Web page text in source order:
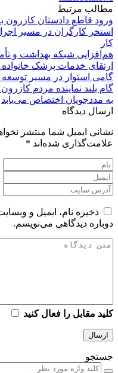
مطالب مرتبط
ورود قاطع دادستان کازرون
استخر کارگران در مسیر
کار
هم‌افزایی شبکه بهداشت و
ارتقای خدمات پزشک
گامی استوار در مسیر توسعه
گام بلند نماینده مردم
به مددجویان اختصاص می‌یابد
ارسال دیدگاه
نشانی ایمیل شما منتشر
علامت‌گذاری شده‌اند *
ذخیره نام، ایمیل و
دوباره دیدگاهی می‌نویسم.
کلید مقابل را فعال کنید
جستجو